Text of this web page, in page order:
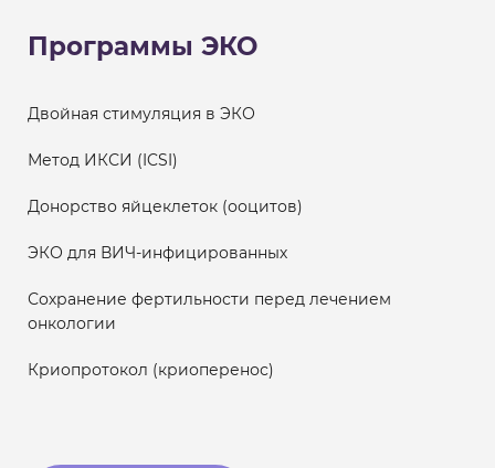
Программы ЭКО
Двойная стимуляция в ЭКО
Метод ИКСИ (ICSI)
Донорство яйцеклеток (ооцитов)
ЭКО для ВИЧ-инфицированных
Сохранение фертильности перед лечением
онкологии
Криопротокол (криоперенос)